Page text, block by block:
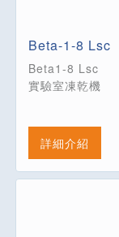
Beta-1-8 Lsc
Beta1-8 Lsc
實驗室凍乾機
詳細介紹